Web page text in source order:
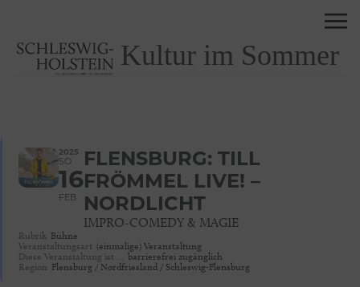
Kultur im Sommer
2025
SO
16
FEB
FLENSBURG: TILL
FRÖMMEL LIVE! –
NORDLICHT
IMPRO-COMEDY & MAGIE
Rubrik Bühne
Veranstaltungsart (einmalige) Veranstaltung
Diese Veranstaltung ist … barrierefrei zugänglich
Region Flensburg / Nordfriesland / Schleswig-Flensburg